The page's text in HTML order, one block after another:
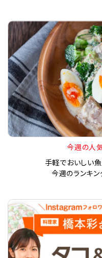
今週の人
手軽でおいしい魚
今週のランキン